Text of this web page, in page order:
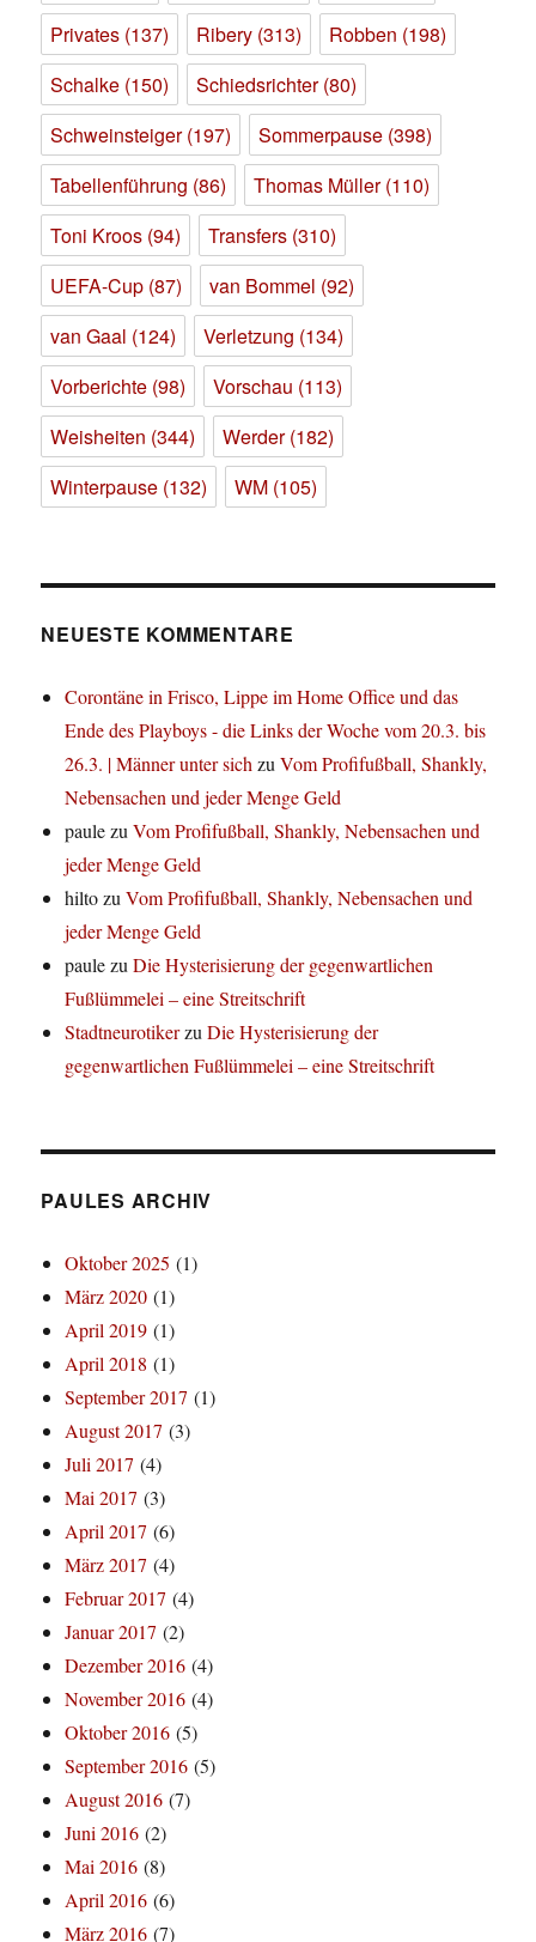
Privates (137) Ribery (313) Robben (198)
Schalke (150) Schiedsrichter(80)
Schweinsteiger(197) Sommerpause (398)
Tabellenführung (86) Thomas Müller(110)
Toni Kroos (94) Transfers (310)
UEFA-Cup (87) van Bommel (92)
van Gaal (124) Verletzung (134)
Vorberichte (98) Vorschau (113)
Weisheiten (344) Werder(182)
Winterpause (132) WM (105)
NEUESTE KOMMENTARE
Corontäne in Frisco, Lippe im Home Office und das
Ende des Playboys - die Links der Woche vom 20.3. bis
26.3. | Männer unter sichzuVom Profifußball, Shankly,
Nebensachen und jeder Menge Geld
paulezuVom Profifußball, Shankly, Nebensachen und
jeder Menge Geld
hiltozuVom Profifußball, Shankly, Nebensachen und
jeder Menge Geld
paulezuDie Hysterisierung der gegenwartlichen
Fußlümmelei – eine Streitschrift
StadtneurotikerzuDie Hysterisierung der
gegenwartlichen Fußlümmelei – eine Streitschrift
PAULES ARCHIV
Oktober 2025 (1)
März 2020 (1)
April 2019 (1)
April 2018 (1)
September 2017 (1)
August 2017 (3)
Juli 2017 (4)
Mai 2017 (3)
April 2017 (6)
März 2017 (4)
Februar 2017 (4)
Januar 2017 (2)
Dezember 2016 (4)
November 2016 (4)
Oktober 2016 (5)
September 2016 (5)
August 2016 (7)
Juni 2016 (2)
Mai 2016 (8)
April 2016 (6)
März 2016 (7)